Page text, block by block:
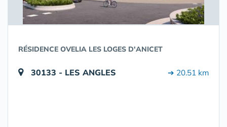
RÉSIDENCE OVELIA LES LOGES D'ANICET
30133 - LES ANGLES ➔ 20.51 km